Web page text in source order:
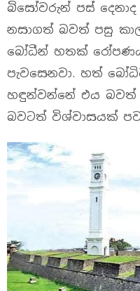
බිසෝවරුන් පස්
නසාගත් බවත් පසු
බෝධීන් හතක්
පැවසෙනවා. හත්
හඳුන්වන්නේ එය
බවටත් විශ්වාසයක්